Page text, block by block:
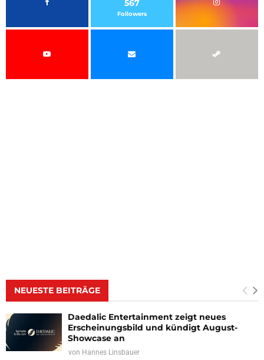
567
Followers
NEUESTE BEITRÄGE
Daedalic Entertainment zeigt neues
Erscheinungsbild und kündigt August-
Showcase an
von Hannes Linsbauer